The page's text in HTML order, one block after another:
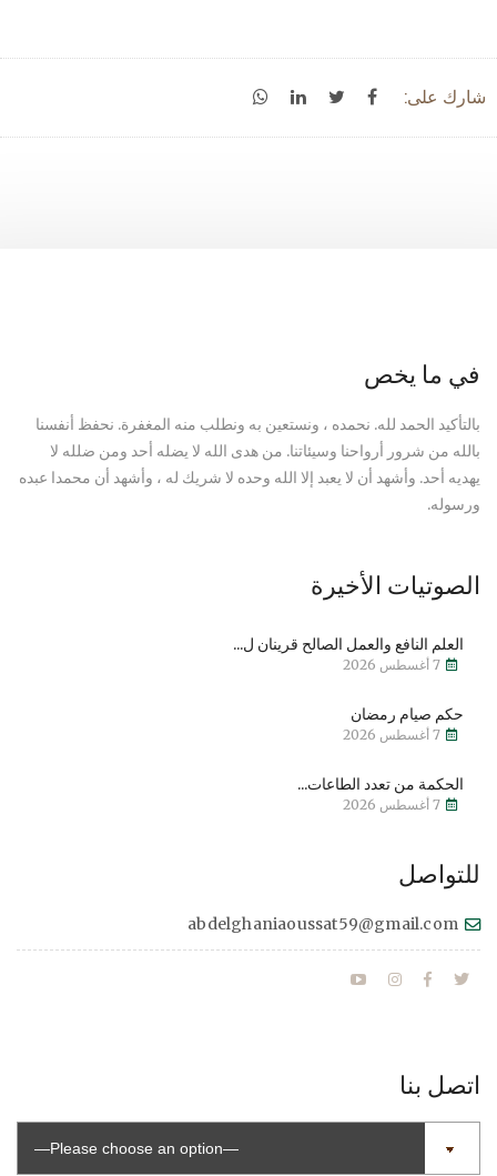
شارك على:
في ما يخص
بالتأكيد الحمد لله. نحمده ، ونستعين به ونطلب منه المغفرة. نحفظ أنفسنا
بالله من شرور أرواحنا وسيئاتنا. من هدى الله لا يضله أحد ومن ضلله لا
يهديه أحد. وأشهد أن لا يعبد إلا الله وحده لا شريك له ، وأشهد أن محمدا عبده
ورسوله.
الصوتيات الأخيرة
العلم النافع والعمل الصالح قرينان ل...
7 أغسطس 2026
حكم صيام رمضان
7 أغسطس 2026
الحكمة من تعدد الطاعات...
7 أغسطس 2026
للتواصل
abdelghaniaoussat59@gmail.com
اتصل بنا